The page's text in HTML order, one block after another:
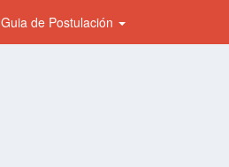
Guia de Postulación